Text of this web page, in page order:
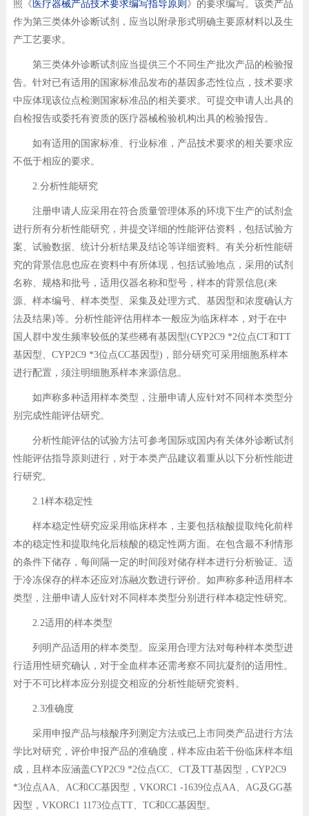
照《 医疗器械产品技术要求编写指导原则 》的要求编写。该类产品
作为第三类体外诊断试剂，应当以附录形式明确主要原材料以及生
产工艺要求。
第三类体外诊断试剂应当提供三个不同生产批次产品的检验报
告。针对已有适用的国家标准品发布的基因多态性位点，技术要求
中应体现该位点检测国家标准品的相关要求。可提交申请人出具的
自检报告或委托有资质的医疗器械检验机构出具的检验报告。
如有适用的国家标准、行业标准，产品技术要求的相关要求应
不低于相应的要求。
2.分析性能研究
注册申请人应采用在符合质量管理体系的环境下生产的试剂盒
进行所有分析性能研究，并提交详细的性能评估资料，包括试验方
案、试验数据、统计分析结果及结论等详细资料。有关分析性能研
究的背景信息也应在资料中有所体现，包括试验地点，采用的试剂
名称、规格和批号，适用仪器名称和型号，样本的背景信息(来
源、样本编号、样本类型、采集及处理方式、基因型和浓度确认方
法及结果)等。分析性能评估用样本一般应为临床样本，对于在中
国人群中发生频率较低的某些稀有基因型(CYP2C9 *2位点CT和TT
基因型、CYP2C9 *3位点CC基因型)，部分研究可采用细胞系样本
进行配置，须注明细胞系样本来源信息。
如声称多种适用样本类型，注册申请人应针对不同样本类型分
别完成性能评估研究。
分析性能评估的试验方法可参考国际或国内有关体外诊断试剂
性能评估指导原则进行，对于本类产品建议着重从以下分析性能进
行研究。
2.1样本稳定性
样本稳定性研究应采用临床样本，主要包括核酸提取纯化前样
本的稳定性和提取纯化后核酸的稳定性两方面。在包含最不利情形
的条件下储存，每间隔一定的时间段对储存样本进行分析验证。适
于冷冻保存的样本还应对冻融次数进行评价。如声称多种适用样本
类型，注册申请人应针对不同样本类型分别进行样本稳定性研究。
2.2适用的样本类型
列明产品适用的样本类型。应采用合理方法对每种样本类型进
行适用性研究确认，对于全血样本还需考察不同抗凝剂的适用性。
对于不可比样本应分别提交相应的分析性能研究资料。
2.3准确度
采用申报产品与核酸序列测定方法或已上市同类产品进行方法
学比对研究，评价申报产品的准确度，样本应由若干份临床样本组
成，且样本应涵盖CYP2C9 *2位点CC、CT及TT基因型，CYP2C9
*3位点AA、AC和CC基因型，VKORC1 -1639位点AA、AG及GG基
因型，VKORC1 1173位点TT、TC和CC基因型。